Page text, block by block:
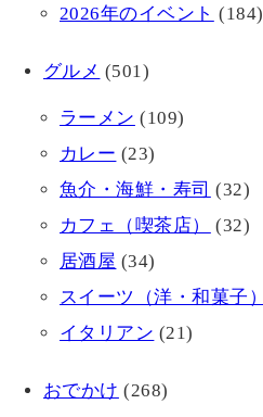
2026年のイベント (184)
グルメ (501)
ラーメン (109)
カレー (23)
魚介・海鮮・寿司 (32)
カフェ（喫茶店）
(32)
居酒屋 (34)
スイーツ（洋・和菓子）
イタリアン (21)
おでかけ (268)